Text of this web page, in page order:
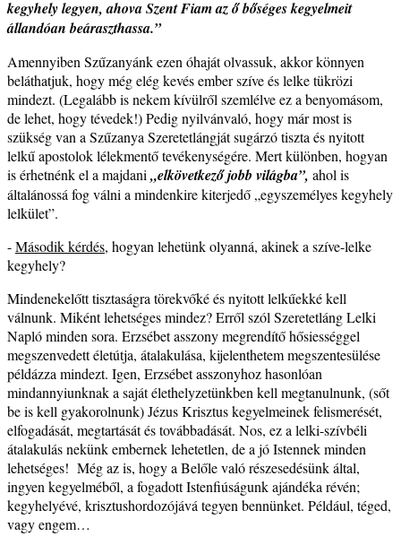
kegyhely legyen, ahova Szent Fiam az ő bőséges kegyelmeit
állandóan beáraszthassa.”
Amennyiben Szűzanyánk ezen óhaját olvassuk, akkor könnyen
beláthatjuk, hogy még elég kevés ember szíve és lelke tükrözi
mindezt. (Legalább is nekem kívülről szemlélve ez a benyomásom,
de lehet, hogy tévedek!) Pedig nyilvánvaló, hogy már most is
szükség van a Szűzanya Szeretetlángját sugárzó tiszta és nyitott
lelkű apostolok lélekmentő tevékenységére. Mert különben, hogyan
is érhetnénk el a majdani „elkövetkező jobb világba”, ahol is
általánossá fog válni a mindenkire kiterjedő „egyszemélyes kegyhely
lelkület”.
-Második kérdés, hogyan lehetünk olyanná, akinek a szíve-lelke
kegyhely?
Mindenekelőtt tisztaságra törekvőké és nyitott lelkűekké kell
válnunk. Miként lehetséges mindez? Erről szól Szeretetláng Lelki
Napló minden sora. Erzsébet asszony megrendítő hősiességgel
megszenvedett életútja, átalakulása, kijelenthetem megszentesülése
példázza mindezt. Igen, Erzsébet asszonyhoz hasonlóan
mindannyiunknak a saját élethelyzetünkben kell megtanulnunk, (sőt
be is kell gyakorolnunk) Jézus Krisztus kegyelmeinek felismerését,
elfogadását, megtartását és továbbadását. Nos, ez a lelki-szívbéli
átalakulás nekünk embernek lehetetlen, de a jó Istennek minden
lehetséges! Még az is, hogy a Belőle való részesedésünk által,
ingyen kegyelméből, a fogadott Istenfiúságunk ajándéka révén;
kegyhelyévé, krisztushordozójává tegyen bennünket. Például, téged,
vagy engem…